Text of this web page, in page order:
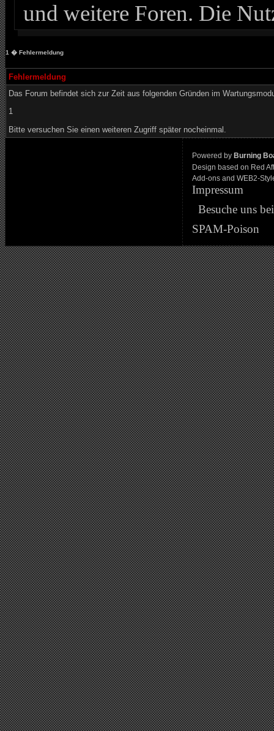
und weitere Foren. Die
1 � Fehlermeldung
Fehlermeldung
Das Forum befindet sich zur Zeit aus folgenden Gründen im
1
Bitte versuchen Sie einen weiteren Zugriff später nocheinmal.
Powered by Burning
Design based on Red
Add-ons and WEB2-
Impressum
Besuche uns
SPAM-Poison